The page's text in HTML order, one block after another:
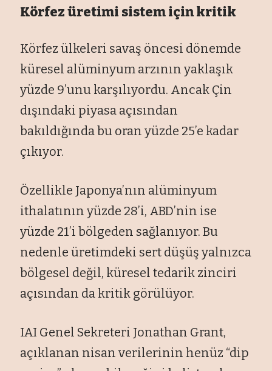
Körfez üretimi sistem için kritik
Körfez ülkeleri savaş öncesi dönemde
küresel alüminyum arzının yaklaşık
yüzde 9’unu karşılıyordu. Ancak Çin
dışındaki piyasa açısından
bakıldığında bu oran yüzde 25’e kadar
çıkıyor.
Özellikle Japonya’nın alüminyum
ithalatının yüzde 28’i, ABD’nin ise
yüzde 21’i bölgeden sağlanıyor. Bu
nedenle üretimdeki sert düşüş yalnızca
bölgesel değil, küresel tedarik zinciri
açısından da kritik görülüyor.
IAI Genel Sekreteri Jonathan Grant,
açıklanan nisan verilerinin henüz “dip